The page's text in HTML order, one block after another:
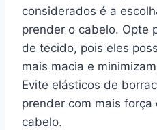
considerados é a
prender o cabelo. Opte
de tecido, pois eles
mais macia e
Evite elásticos de
prender com mais
cabelo.